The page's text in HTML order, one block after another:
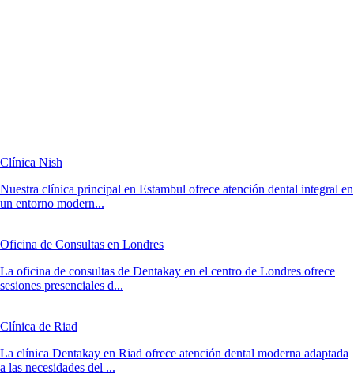
Clínica Nish
Nuestra clínica principal en Estambul ofrece atención dental integral en
un entorno modern...
Oficina de Consultas en Londres
La oficina de consultas de Dentakay en el centro de Londres ofrece
sesiones presenciales d...
Clínica de Riad
La clínica Dentakay en Riad ofrece atención dental moderna adaptada
a las necesidades del ...